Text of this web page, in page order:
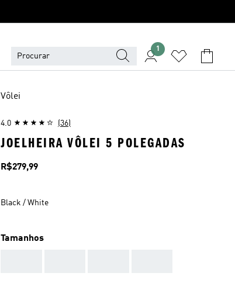
1
Vôlei
4.0 (36)
JOELHEIRA VÔLEI 5 POLEGADAS
Preço
R$279,99
Black / White
Tamanhos